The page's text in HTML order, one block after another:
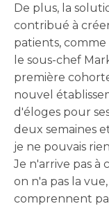
De plus, la
contribué à
patients,
le sous-chef
première
nouvel
d'éloges pour
deux semaines
je ne pouvais
Je n'arrive pas à
on n'a pas la
comprennent